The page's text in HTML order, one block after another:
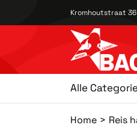
Kromhoutstraat
Alle
Home Reis